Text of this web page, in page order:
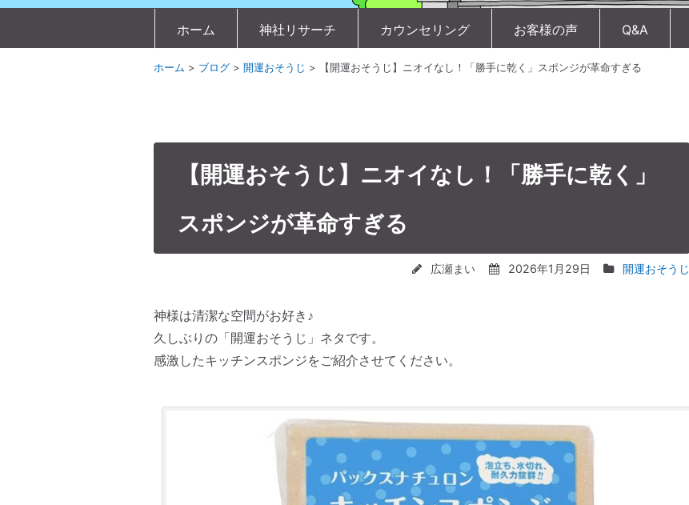
ホーム 神社リサーチ カウンセリング お客様の声 Q&A
ホーム > ブログ > 開運おそうじ > 【開運おそうじ】ニオイなし！「勝手に乾く」スポンジが革命すぎる
【開運おそうじ】ニオイなし！「勝手に乾く」
スポンジが革命すぎる
広瀬まい 2026年1月29日 開運おそうじ
神様は清潔な空間がお好き♪
久しぶりの「開運おそうじ」ネタです。
感激したキッチンスポンジをご紹介させてください。